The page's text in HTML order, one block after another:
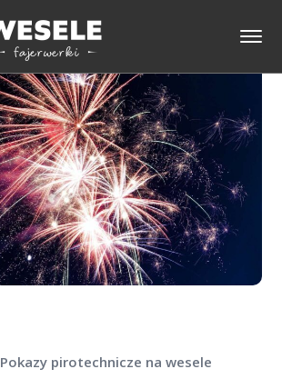
Pokazy pirotechnicze na wesele